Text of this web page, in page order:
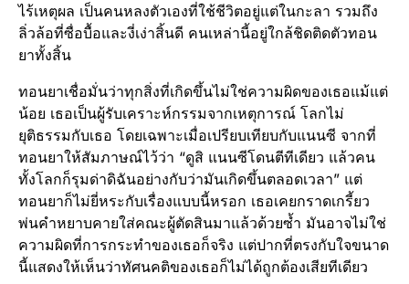
ไร้เหตุผล เป็นคนหลงตัวเองที่ใช้ชีวิตอยู่แต่ในกะลา รวมถึง
ลิ่วล้อที่ซื่อบื้อและงี่เง่าสิ้นดี คนเหล่านี้อยู่ใกล้ชิดติดตัวทอน
ยาทั้งสิ้น
ทอนยาเชื่อมั่นว่าทุกสิ่งที่เกิดขึ้นไม่ใช่ความผิดของเธอแม้แต่
น้อย เธอเป็นผู้รับเคราะห์กรรมจากเหตุการณ์ โลกไม่
ยุติธรรมกับเธอ โดยเฉพาะเมื่อเปรียบเทียบกับแนนซี จากที่
ทอนยาให้สัมภาษณ์ไว้ว่า “ดูสิ แนนซีโดนตีทีเดียว แล้วคน
ทั้งโลกก็รุมด่าดิฉันอย่างกับว่ามันเกิดขึ้นตลอดเวลา” แต่
ทอนยาก็ไม่ยี่หระกับเรื่องแบบนี้หรอก เธอเคยกราดเกรี้ยว
พ่นคำหยาบคายใส่คณะผู้ตัดสินมาแล้วด้วยซ้ำ มันอาจไม่ใช่
ความผิดที่การกระทำของเธอก็จริง แต่ปากที่ตรงกับใจขนาด
นี้แสดงให้เห็นว่าทัศนคติของเธอก็ไม่ได้ถูกต้องเสียทีเดียว